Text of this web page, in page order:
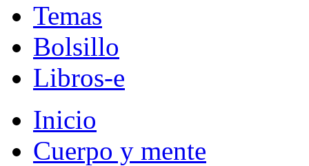
Temas
Bolsillo
Libros-e
Inicio
Cuerpo y mente